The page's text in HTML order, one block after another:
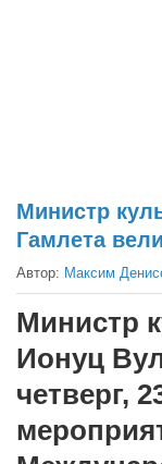
Выборы
Деньги
Здоровье
Министр
Гамлета
Автор: Максим
Министр
Ионуц
четверг,